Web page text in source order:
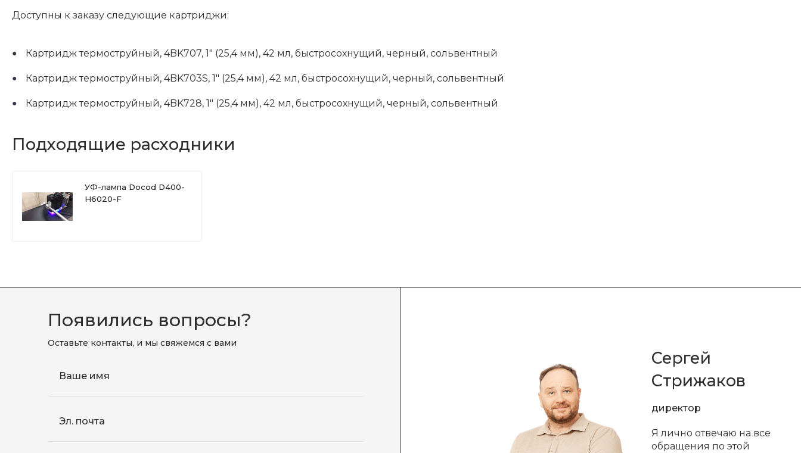
Доступны к заказу следующие картриджи:
Картридж термоструйный, 4BK707, 1" (25,4 мм), 42 мл, быстросохнущий, черный, сольвентный
Картридж термоструйный, 4BK703S, 1" (25,4 мм), 42 мл, быстросохнущий, черный, сольвентный
Картридж термоструйный, 4BK728, 1" (25,4 мм), 42 мл, быстросохнущий, черный, сольвентный
Подходящие расходники
УФ-лампа Docod D400-
H6020-F
Появились вопросы?
Оставьте контакты, и мы свяжемся с вами
Ваше имя
Эл. почта
Сергей
Стрижаков
директор
Я лично отвечаю на все
обращения по этой